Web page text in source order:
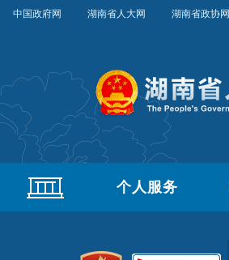
中国政府网 湖南省人大网 湖南省政协网
个人服务